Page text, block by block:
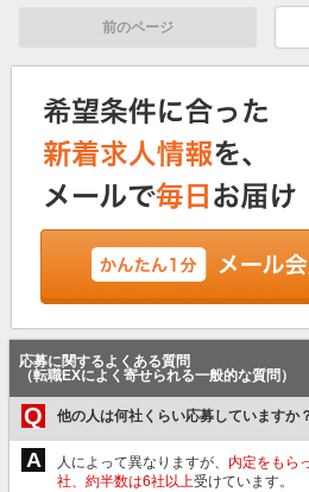
前のページ
応募に関するよくある質問
（転職EXによく寄せられる一般的な質問）
Q 他の人は何社くらい応募していますか
A 人によって異なりますが、 内定をもら
社、約半数は6社以上受けています。